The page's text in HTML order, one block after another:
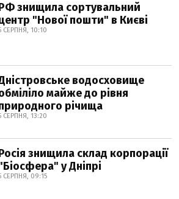
знищила сортувальний
"Нової пошти" в Києві
СЕРПНЯ, 10:10
водосховище
майже до рівня
річища
СЕРПНЯ, 13:20
знищила склад корпорації
у Дніпрі
СЕРПНЯ, 09:15